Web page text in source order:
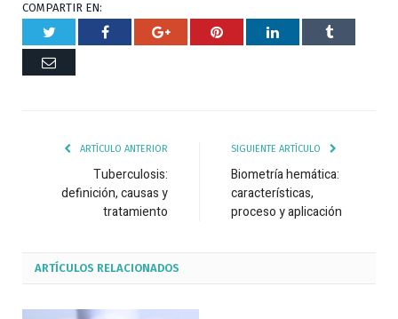
COMPARTIR EN:
Twitter Facebook Google+ Pinterest RespuestaTumblr
Correo
ARTÍCULO ANTERIOR
Tuberculosis:
definición, causas y
tratamiento
SIGUIENTE ARTÍCULO
Biometría hemática:
características,
proceso y aplicación
ARTÍCULOS RELACIONADOS